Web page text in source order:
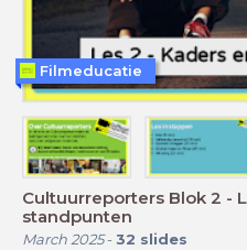
Cultuurreporters Blok 2 - Les 2 - Kaders en
standpunten
March 2025- 32 slides
Filmeducatie